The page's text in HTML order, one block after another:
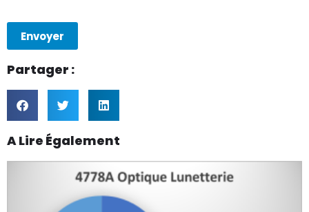
Envoyer
Partager :
A Lire Également